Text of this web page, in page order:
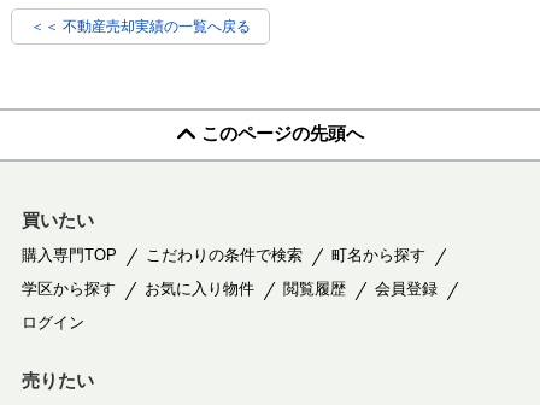
＜＜ 不動産売却実績の一覧へ戻る
このページの先頭へ
買いたい
購入専門TOP こだわりの条件で検索
町名から探す
学区から探す
お気に入り物件 閲覧履歴
会員登録
ログイン
売りたい